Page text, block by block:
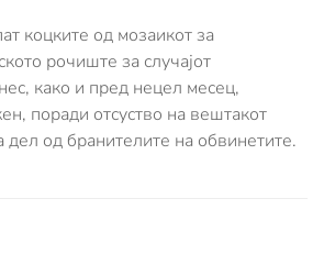
коцките од мозаикот за
рочиште за случајот
како и пред нецел месец,
поради отсуство на вештакот
од бранителите на обвинетите.